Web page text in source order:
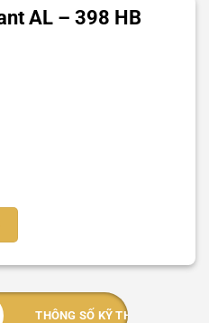
AL – 398 HB
THÔNG SỐ KỸ THUẬT